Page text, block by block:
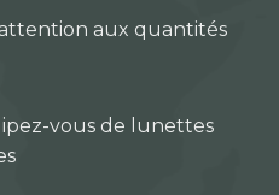
aux quantités
vous de lunettes